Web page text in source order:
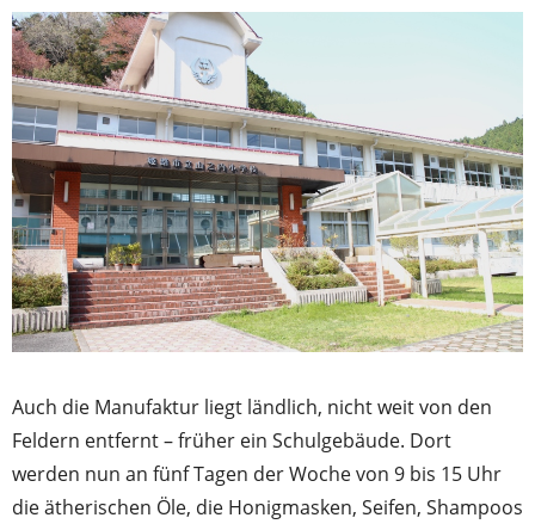
Auch die Manufaktur liegt ländlich, nicht weit von den
Feldern entfernt – früher ein Schulgebäude. Dort
werden nun an fünf Tagen der Woche von 9 bis 15 Uhr
die ätherischen Öle, die Honigmasken, Seifen, Shampoos